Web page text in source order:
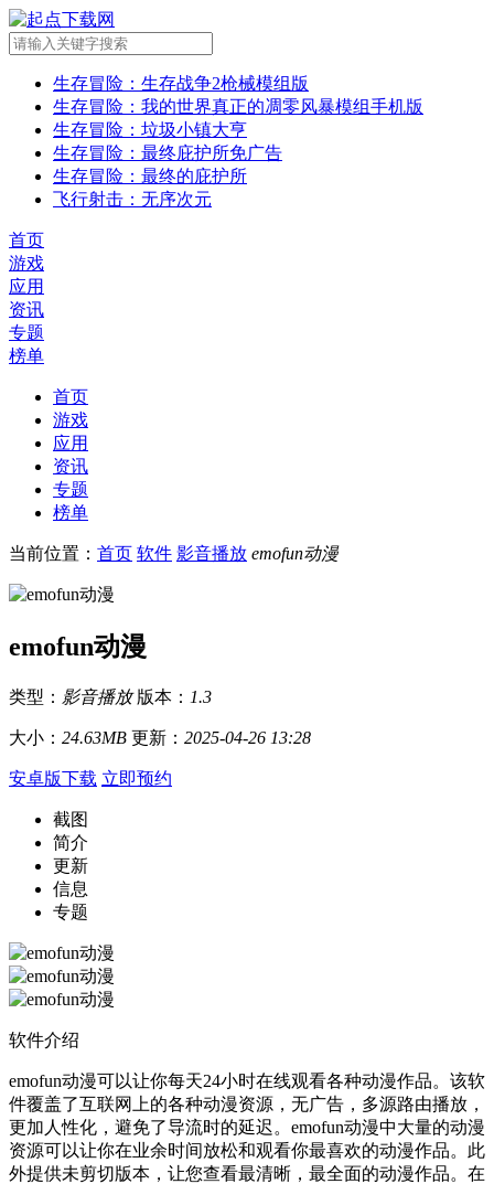
生存冒险 ：生存战争2枪械模组版
生存冒险 ：我的世界真正的凋零风暴模组手机版
生存冒险 ：垃圾小镇大亨
生存冒险 ：最终庇护所免广告
生存冒险 ：最终的庇护所
飞行射击 ：无序次元
首页
游戏
应用
资讯
专题
榜单
首页
游戏
应用
资讯
专题
榜单
当前位置： 首页 软件 影音播放 emofun动漫
emofun动漫
类型： 影音播放 版本： 1.3
大小： 24.63MB 更新： 2025-04-26 13:28
安卓版下载 立即预约
截图
简介
更新
信息
专题
软件介绍
emofun动漫可以让你每天24小时在线观看各种动漫作品。该软
件覆盖了互联网上的各种动漫资源，无广告，多源路由播放，
更加人性化，避免了导流时的延迟。emofun动漫中大量的动漫
资源可以让你在业余时间放松和观看你最喜欢的动漫作品。此
外提供未剪切版本，让您查看最清晰，最全面的动漫作品。在